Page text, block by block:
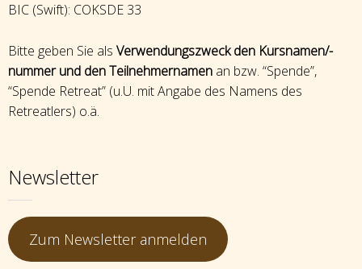
BIC (Swift): COKSDE 33
Bitte geben Sie als Verwendungszweck den Kursnamen/-
nummer und den Teilnehmernamen an bzw. “Spende”,
“Spende Retreat” (u.U. mit Angabe des Namens des
Retreatlers) o.ä.
Newsletter
Zum Newsletter anmelden